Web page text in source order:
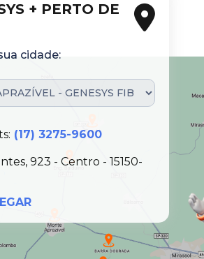
+ PERTO DE
cidade:
(17) 3275-9600
923 - Centro - 15150-